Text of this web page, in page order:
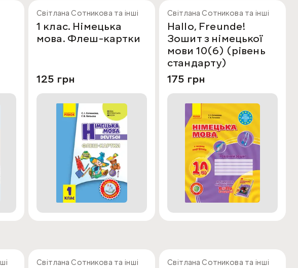
Світлана Сотникова та інші
1 клас. Німецька
мова. Флеш-картки
125 грн
Світлана Сотникова та інші
Hallo, Freunde!
Зошит з німецької
мови 10(6) (рівень
стандарту)
175 грн
Світлана Сотникова та інші Світлана Сотникова та інші